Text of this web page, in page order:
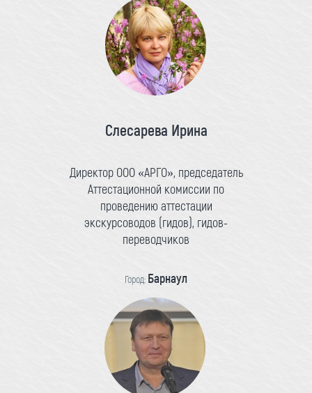
Слесарева Ирина
Директор ООО «АРГО», председатель
Аттестационной комиссии по
проведению аттестации
экскурсоводов (гидов), гидов-
переводчиков
Город: Барнаул